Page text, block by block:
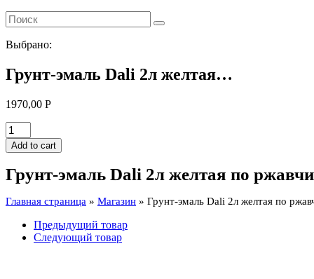
Выбрано:
Грунт-эмаль Dali 2л желтая…
1970,00 Р
Грунт-
эмаль
Dali
желтая
ржавчине
quantity
Add to cart
Грунт-эмаль Dali 2л желтая по
Главная страница » Магазин » Грунт-эмаль Dali 2л желтая по
Предыдущий товар
Следующий товар